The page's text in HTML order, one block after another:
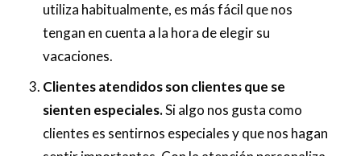
utiliza habitualmente, es más fácil que nos
tengan en cuenta a la hora de elegir su
vacaciones.
Clientes atendidos son clientes que se
sienten especiales.Si algo nos gusta como
clientes es sentirnos especiales y que nos hagan